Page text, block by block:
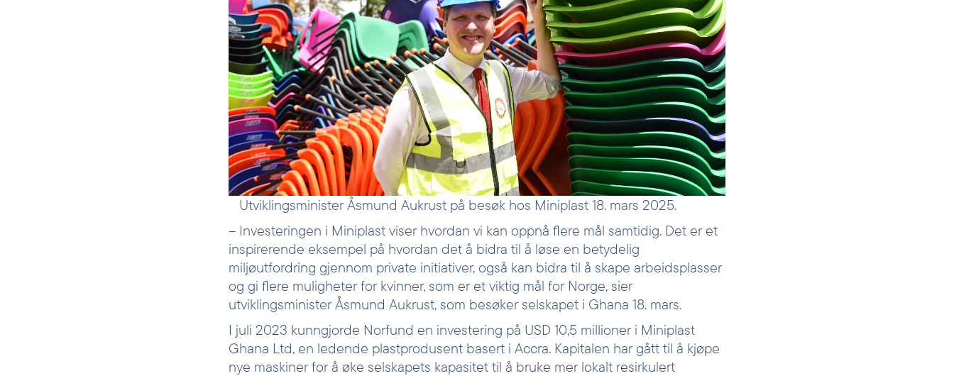
Utviklingsminister Åsmund Aukrust på besøk hos Miniplast 18. mars 2025.
– Investeringen i Miniplast viser hvordan vi kan oppnå flere mål samtidig. Det er et
inspirerende eksempel på hvordan det å bidra til å løse en betydelig
miljøutfordring gjennom private initiativer, også kan bidra til å skape arbeidsplasser
og gi flere muligheter for kvinner, som er et viktig mål for Norge, sier
utviklingsminister Åsmund Aukrust, som besøker selskapet i Ghana 18. mars.
I juli 2023 kunngjorde Norfund en investering på USD 10,5 millioner i Miniplast
Ghana Ltd, en ledende plastprodusent basert i Accra. Kapitalen har gått til å kjøpe
nye maskiner for å øke selskapets kapasitet til å bruke mer lokalt resirkulert